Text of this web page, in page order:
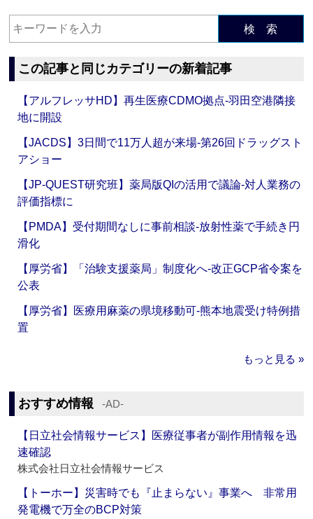
検 索
この記事と同じカテゴリーの新着記事
【アルフレッサHD】再生医療CDMO拠点‐羽田空港隣接
地に開設
【JACDS】3日間で11万人超が来場‐第26回ドラッグスト
アショー
【JP-QUEST研究班】薬局版QIの活用で議論‐対人業務の
評価指標に
【PMDA】受付期間なしに事前相談‐放射性薬で手続き円
滑化
【厚労省】「治験支援薬局」制度化へ‐改正GCP省令案を
公表
【厚労省】医療用麻薬の県境移動可‐熊本地震受け特例措
置
もっと見る »
おすすめ情報 ‐AD‐
【日立社会情報サービス】医療従事者が副作用情報を迅
速確認
株式会社日立社会情報サービス
【トーホー】災害時でも『止まらない』事業へ 非常用
発電機で万全のBCP対策